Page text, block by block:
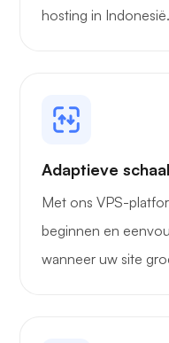
hosting in Indonesië.
Adaptieve
Met ons VPS-
beginnen en
wanneer uw site